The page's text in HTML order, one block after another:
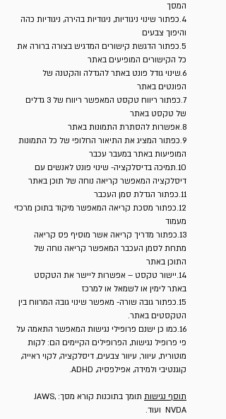
המסך
4.כפתור שינוי ניגודיות, ניגודיות בהירה, ניגודיות כהה
והיפוך צבעים
5.כפתור הדגשת קישורים המדגיש בצורה ברורה את
כל הקישורים המופיעים באתר
6.שינוי גודל פונט באתר להגדלה והקטנה של
הפונטים באתר
7.כפתור ריווח טקסט המאפשר ריווח של 3 גדלים
של טקסט באתר
8.אפשרות להסתרת התמונות באתר
9.כפתור המציג את התיאור החלופי של כל התמונות
המופיעות באתר במעבר עכבר
10.תמיכה בדיסלקציה- שינוי פונט לאנשים עם
דיסלקציה המאפשר קריאה נוחה של תוכן באתר
11.כפתור הגדלת סמן העכבר
12.כפתור מסכת קריאה המאפשר מיקוד בתוכן מרכזי
מעמוד
13.כפתור מדריך קריאה אשר מוסיף פס קריאה
מתחת לסמן העכבר המאפשר קריאה נוחה של
התוכן באתר
14.יישור טקסט – אפשרות ליישר את הטקסט
באתר לימין או לשמאל או למרכז
15.כפתור גובה שורה- מאפשר שינוי גובה המרווח בין
הטקסטים באתר.
16.כמו כן ישנם פרופילי נגישות המאפשר התאמה על
פי פרופיל נגישות, הפרופילים הקיימים הם: לקות
מוטורית, עיוור, עיוור צבעים, דיסלקציה, לקוי ראייה,
קוגנטיבי ולמידה, אפילפסיה, ADHD.
תוסף נגישות
תומך בתוכנות קורא מסך: JAWS,
NVDA ועוד.